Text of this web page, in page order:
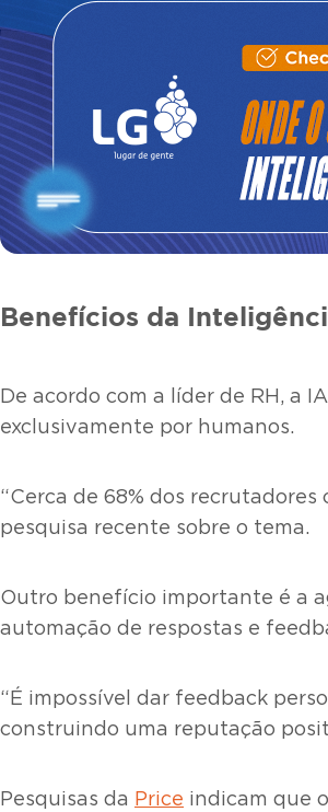
Benefícios da
De acordo com a líder de RH, a
exclusivamente por humanos.
“Cerca de 68% dos
pesquisa recente sobre o tema.
Outro benefício importante é a
automação de respostas e
“É impossível dar feedback
construindo uma reputação
Pesquisas da Price indicam que